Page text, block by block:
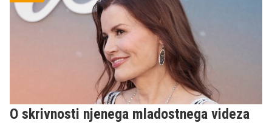
O skrivnosti njenega mladostnega videza